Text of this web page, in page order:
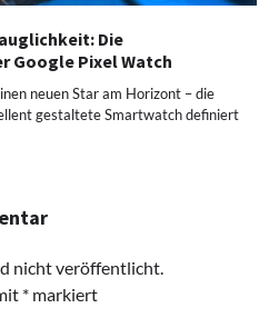
Die
Google Pixel Watch
neuen Star am Horizont – die
gestaltete Smartwatch definiert
nicht veröffentlicht.
* markiert